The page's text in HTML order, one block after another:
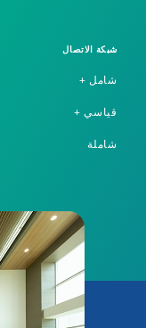
شبكة الاتصال
شامل +
قياسي +
شاملة